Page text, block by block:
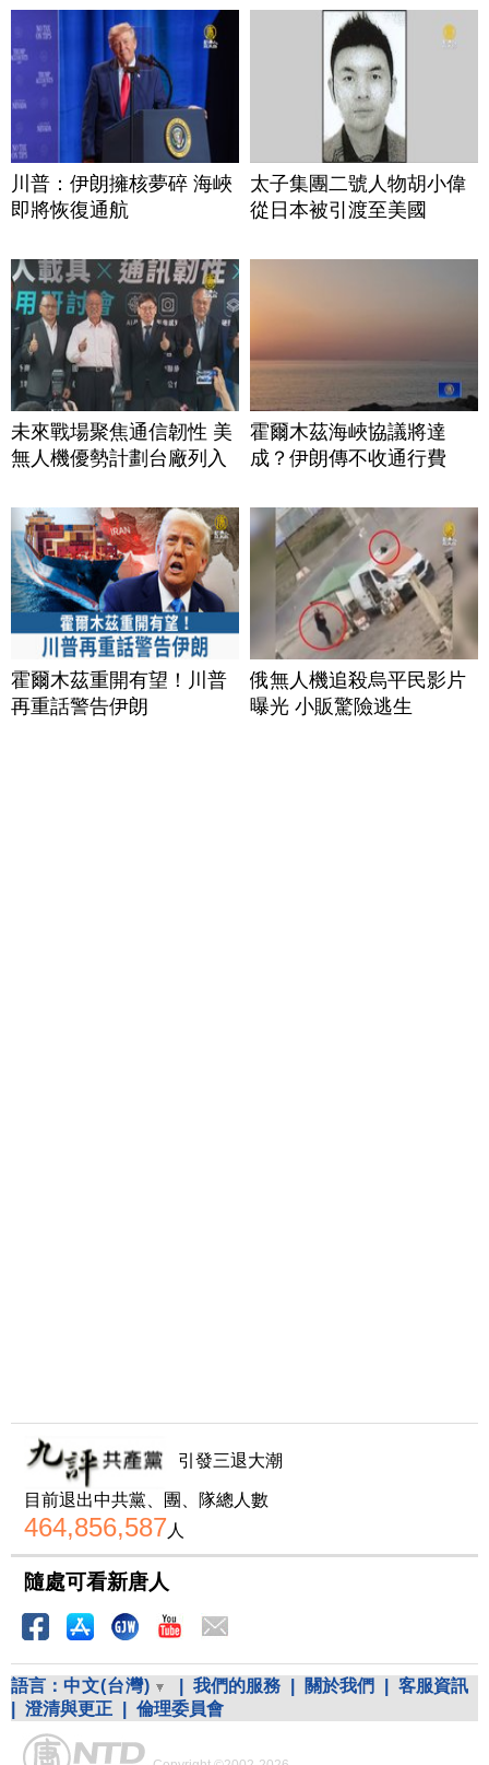
川普：伊朗擁核夢碎 海峽
即將恢復通航
太子集團二號人物胡小偉
從日本被引渡至美國
未來戰場聚焦通信韌性 美
無人機優勢計劃台廠列入
霍爾木茲海峽協議將達
成？伊朗傳不收通行費
霍爾木茲重開有望！川普
再重話警告伊朗
俄無人機追殺烏平民影片
曝光 小販驚險逃生
引發三退大潮
目前退出中共黨、團、隊總人數
464,856,587人
隨處可看新唐人
語言： 中文(台灣) 我們的服務 關於我們
客服資訊
澄清與更正 倫理委員會